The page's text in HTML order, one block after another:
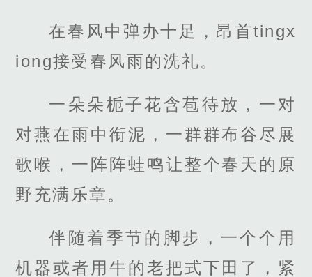
在春风中弹办十足，昂首tingx
iong接受春风雨的洗礼。
一朵朵栀子花含苞待放，一对
对燕在雨中衔泥，一群群布谷尽展
歌喉，一阵阵蛙鸣让整个春天的原
野充满乐章。
伴随着季节的脚步，一个个用
机器或者用牛的老把式下田了，紧